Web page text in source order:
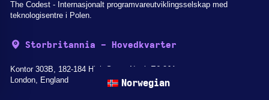
The Codest - Internasjonalt programvareutviklingsselskap med
teknologisentre i Polen.
Storbritannia - Hovedkvarter
Kontor 303B, 182-184 High Street North E6 2JA
London, England
Norwegian